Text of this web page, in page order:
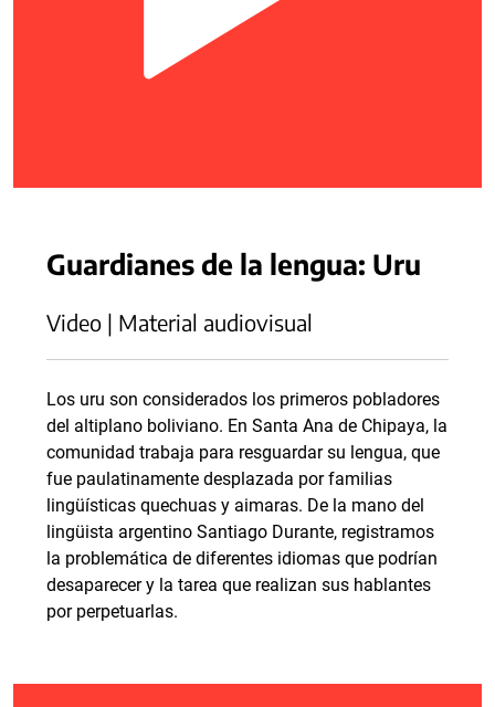
Guardianes de la lengua: Uru
Video | Material audiovisual
Los uru son considerados los primeros pobladores
del altiplano boliviano. En Santa Ana de Chipaya, la
comunidad trabaja para resguardar su lengua, que
fue paulatinamente desplazada por familias
lingüísticas quechuas y aimaras. De la mano del
lingüista argentino Santiago Durante, registramos
la problemática de diferentes idiomas que podrían
desaparecer y la tarea que realizan sus hablantes
por perpetuarlas.